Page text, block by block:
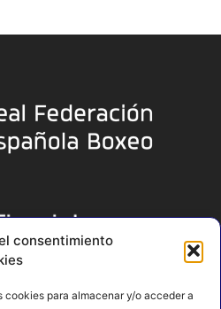
consentimiento
para almacenar y/o acceder a